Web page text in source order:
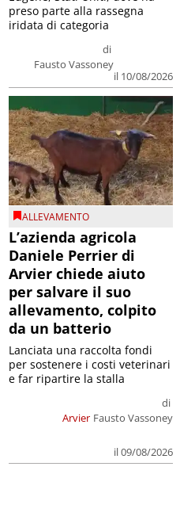
di
Fausto Vassoney
il 10/08/2026
preso parte alla rassegna
iridata di categoria
ALLEVAMENTO
L’azienda agricola
Daniele Perrier di
Arvier chiede aiuto
per salvare il suo
allevamento, colpito
da un batterio
Arvier
di
Fausto Vassoney
il 09/08/2026
Lanciata una raccolta fondi
per sostenere i costi veterinari
e far ripartire la stalla